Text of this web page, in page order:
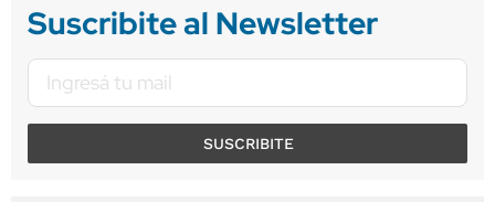
Suscribite al Newsletter
SUSCRIBITE